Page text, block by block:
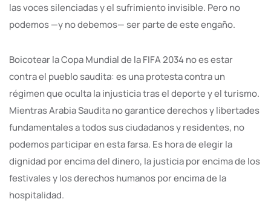
las voces silenciadas y el sufrimiento invisible. Pero no
podemos —y no debemos— ser parte de este engaño.
Boicotear la Copa Mundial de la FIFA 2034 no es estar
contra el pueblo saudita: es una protesta contra un
régimen que oculta la injusticia tras el deporte y el turismo.
Mientras Arabia Saudita no garantice derechos y libertades
fundamentales a todos sus ciudadanos y residentes, no
podemos participar en esta farsa. Es hora de elegir la
dignidad por encima del dinero, la justicia por encima de los
festivales y los derechos humanos por encima de la
hospitalidad.